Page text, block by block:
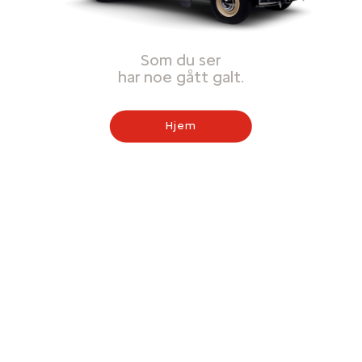
Som du ser
har noe gått galt.
Hjem